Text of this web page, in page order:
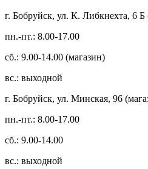
г. Бобруйск, ул. К. Либкнехта, 6
пн.-пт.: 8.00-17.00
сб.: 9.00-14.00 (магазин)
вс.: выходной
г. Бобруйск, ул. Минская, 96
пн.-пт.: 8.00-17.00
сб.: 9.00-14.00
вс.: выходной